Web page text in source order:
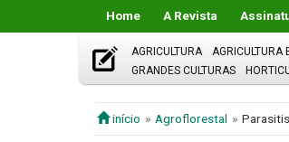
Home A Revista
AGRICULTURA AGRICULTURA
GRANDES CULTURAS
início Agroflorestal